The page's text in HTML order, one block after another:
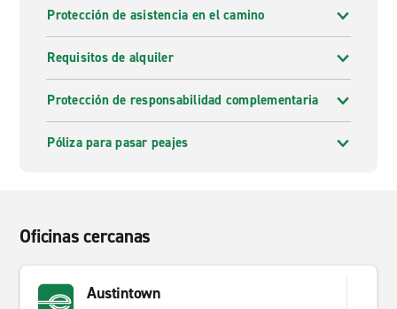
Protección de asistencia en el camino
Requisitos de alquiler
Protección de responsabilidad complementaria
Póliza para pasar peajes
Oficinas cercanas
Austintown